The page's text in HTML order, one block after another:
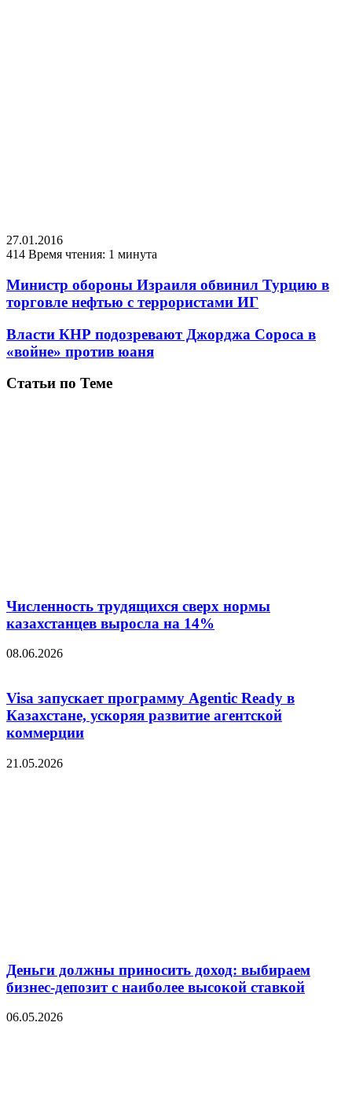
27.01.2016
414 Время чтения: 1 минута
Министр обороны Израиля обвинил Турцию в
торговле нефтью с террористами ИГ
Власти КНР подозревают Джорджа Сороса в
«войне» против юаня
Статьи по Теме
Численность трудящихся сверх нормы
казахстанцев выросла на 14%
08.06.2026
Visa запускает программу Agentic Ready в
Казахстане, ускоряя развитие агентской
коммерции
21.05.2026
Деньги должны приносить доход: выбираем
бизнес-депозит с наиболее высокой ставкой
06.05.2026